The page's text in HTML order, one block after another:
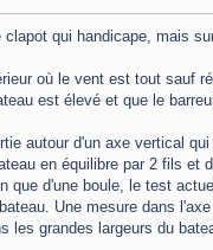
qui handicape, mais
où le vent est tout sauf
est élevé et que le
autour d'un axe vertical
en équilibre par 2 fils et
que d'une boule, le test
Une mesure dans
grandes largeurs du